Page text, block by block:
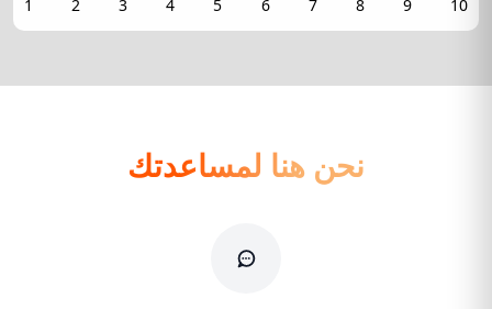
نحن هنا لمساعدتك